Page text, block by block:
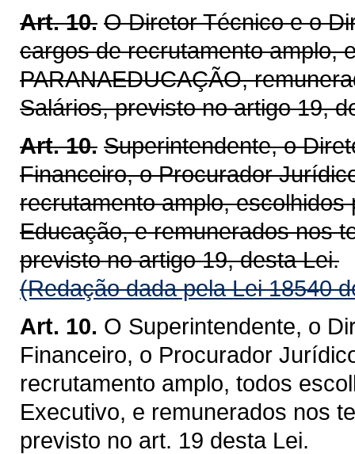
Art. 10. O Diretor Técnico e o
cargos de recrutamento amplo,
PARANAEDUCAÇÃO,
Salários, previsto no artigo 19,
Art. 10. Superintendente, o
Financeiro, o Procurador
recrutamento amplo,
Educação, e remunerados nos
previsto no artigo 19, desta Lei.
(Redação dada pela Lei 18540
Art. 10. O Superintendente, o
Financeiro, o Procurador
recrutamento amplo, todos
Executivo, e remunerados nos
previsto no art. 19 desta Lei.